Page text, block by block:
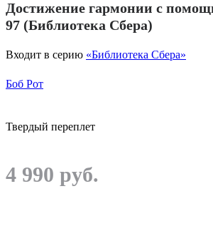
Достижение гармонии с
97 (Библиотека Сбера)
Входит в серию «Библиотека Сбера»
Боб Рот
Твердый переплет
4 990 руб.